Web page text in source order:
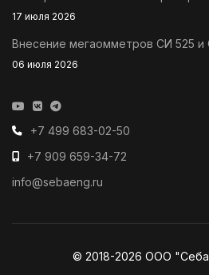
17 июля 2026
Внесение мегаомметров СИ 525 и
06 июля 2026
+7 499 683-02-50
+7 909 659-34-72
info@sebaeng.ru
© 2018-2026 ООО "Себа